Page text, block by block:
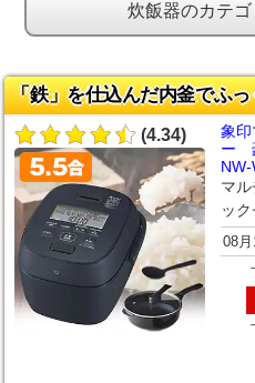
炊飯器のカテ
「鉄」を仕込んだ内釜でふ
(4.34)
象
ー
マ
ッ
08